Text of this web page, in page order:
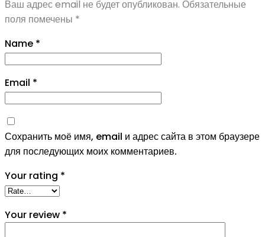
Ваш адрес email не будет опубликован. Обязательные
поля помечены *
Name *
Email *
Сохранить моё имя, email и адрес сайта в этом браузере
для последующих моих комментариев.
Your rating *
Your review *